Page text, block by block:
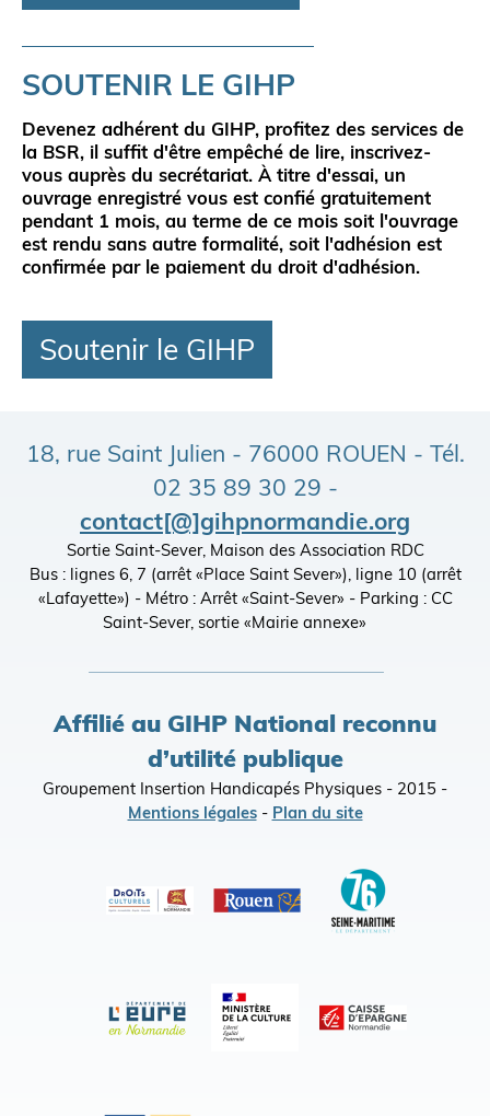
SOUTENIR LE GIHP
Devenez adhérent du GIHP, profitez des services de
la BSR, il suffit d'être empêché de lire, inscrivez-
vous auprès du secrétariat. À titre d'essai, un
ouvrage enregistré vous est confié gratuitement
pendant 1 mois, au terme de ce mois soit l'ouvrage
est rendu sans autre formalité, soit l'adhésion est
confirmée par le paiement du droit d'adhésion.
Soutenir le GIHP
18, rue Saint Julien - 76000 ROUEN - Tél.
02 35 89 30 29 -
contact[@]gihpnormandie.org
Sortie Saint-Sever, Maison des Association RDC
Bus : lignes 6, 7 (arrêt «Place Saint Sever»), ligne 10 (arrêt
«Lafayette») - Métro : Arrêt «Saint-Sever» - Parking : CC
Saint-Sever, sortie «Mairie annexe»
Affilié au GIHP National reconnu
d’utilité publique
Groupement Insertion Handicapés Physiques - 2015 -
Mentions légales- Plan du site